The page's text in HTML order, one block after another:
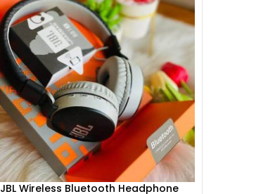
JBL Wireless Bluetooth Headphone